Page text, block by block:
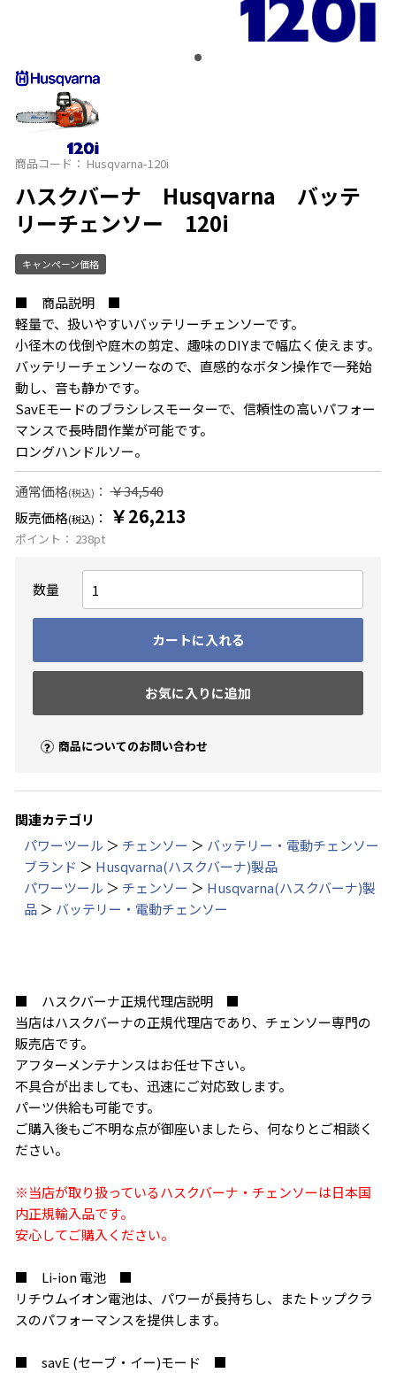
商品コード： Husqvarna-120i
ハスクバーナ Husqvarna バッテ
リーチェンソー 120i
キャンペーン価格
■ 商品説明 ■
軽量で、扱いやすいバッテリーチェンソーです。
小径木の伐倒や庭木の剪定、趣味のDIYまで幅広く使えます。
バッテリーチェンソーなので、直感的なボタン操作で一発始
動し、音も静かです。
SavEモードのブラシレスモーターで、信頼性の高いパフォー
マンスで長時間作業が可能です。
ロングハンドルソー。
通常価格(税込) ：￥34,540
販売価格(税込) ： ￥26,213
ポイント： 238pt
数量
カートに入れる
お気に入りに追加
商品についてのお問い合わせ
関連カテゴリ
パワーツール ＞ チェンソー ＞ バッテリー・電動チェンソー
ブランド ＞ Husqvarna(ハスクバーナ)製品
パワーツール ＞ チェンソー ＞ Husqvarna(ハスクバーナ)製
品 ＞ バッテリー・電動チェンソー
■ ハスクバーナ正規代理店説明 ■
当店はハスクバーナの正規代理店であり、チェンソー専門の
販売店です。
アフターメンテナンスはお任せ下さい。
不具合が出ましても、迅速にご対応致します。
パーツ供給も可能です。
ご購入後もご不明な点が御座いましたら、何なりとご相談く
ださい。
※当店が取り扱っているハスクバーナ・チェンソーは日本国
内正規輸入品です。
安心してご購入ください。
■ Li-ion 電池 ■
リチウムイオン電池は、パワーが長持ちし、またトップクラ
スのパフォーマンスを提供します。
■ savE (セーブ・イー)モード ■